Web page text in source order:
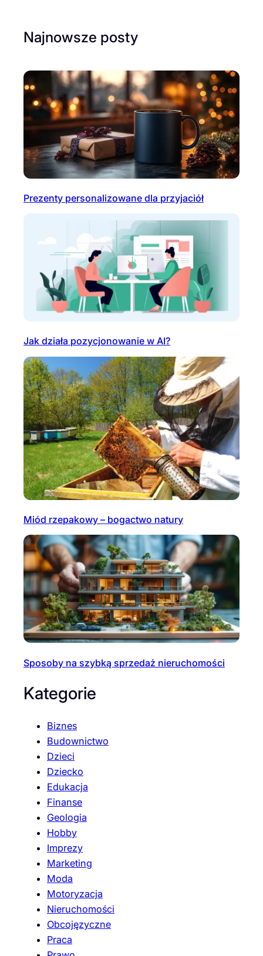
Najnowsze posty
Prezenty personalizowane dla przyjaciół
Jak działa pozycjonowanie w AI?
Miód rzepakowy – bogactwo natury
Sposoby na szybką sprzedaż nieruchomości
Kategorie
Biznes
Budownictwo
Dzieci
Dziecko
Edukacja
Finanse
Geologia
Hobby
Imprezy
Marketing
Moda
Motoryzacja
Nieruchomości
Obcojęzyczne
Praca